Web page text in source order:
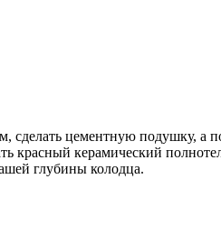
цементную подушку, а
красный керамический
глубины колодца.